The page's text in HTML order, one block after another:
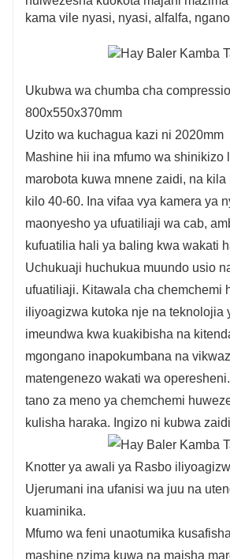
kama vile nyasi, nyasi, alfalfa,
Ukubwa wa chumba cha
800x550x370mm
Uzito wa kuchagua kazi ni 2020mm
Mashine hii ina mfumo wa shinikizo
marobota kuwa mnene zaidi, na
kilo 40-60. Ina vifaa vya kamera ya
maonyesho ya ufuatiliaji wa cab,
kufuatilia hali ya baling kwa wakati
Uchukuaji huchukua muundo usio
ufuatiliaji. Kitawala cha chemchemi
iliyoagizwa kutoka nje na teknolojia
imeundwa kwa kuakibisha na
mgongano inapokumbana na
matengenezo wakati wa
tano za meno ya chemchemi
kulisha haraka. Ingizo ni kubwa
Knotter ya awali ya Rasbo
Ujerumani ina ufanisi wa juu na
kuaminika.
Mfumo wa feni unaotumika
mashine nzima kuwa na maisha